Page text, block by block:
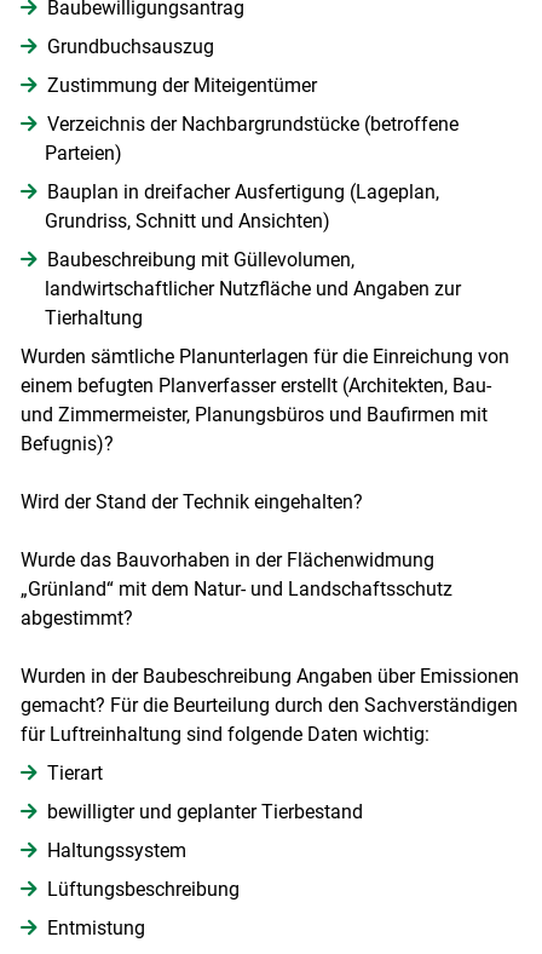
Baubewilligungsantrag
Grundbuchsauszug
Zustimmung der Miteigentümer
Verzeichnis der Nachbargrundstücke (betroffene
Parteien)
Bauplan in dreifacher Ausfertigung (Lageplan,
Grundriss, Schnitt und Ansichten)
Baubeschreibung mit Güllevolumen,
landwirtschaftlicher Nutzfläche und Angaben zur
Tierhaltung
Wurden sämtliche Planunterlagen für die Einreichung von
einem befugten Planverfasser erstellt (Architekten, Bau-
und Zimmermeister, Planungsbüros und Baufirmen mit
Befugnis)?
Wird der Stand der Technik eingehalten?
Wurde das Bauvorhaben in der Flächenwidmung
„Grünland“ mit dem Natur- und Landschaftsschutz
abgestimmt?
Wurden in der Baubeschreibung Angaben über Emissionen
gemacht? Für die Beurteilung durch den Sachverständigen
für Luftreinhaltung sind folgende Daten wichtig:
Tierart
bewilligter und geplanter Tierbestand
Haltungssystem
Lüftungsbeschreibung
Entmistung